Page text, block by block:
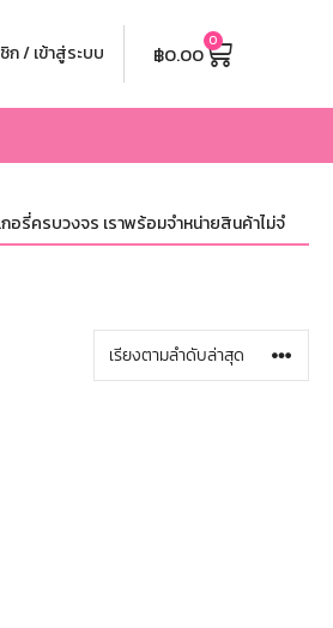
/ เข้าสู่ระบบ ฿0.00 0
ครบวงจร เราพร้อมจำหน่ายสินค้าไม่จำกัดจำ